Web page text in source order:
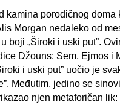
kamina porodičnog doma
Morgan nedaleko od
boji „Široki i uski put”.
Džouns: Sem, Ejmos i
i uski put” uočio je
Međutim, jedino se
njen metaforičan